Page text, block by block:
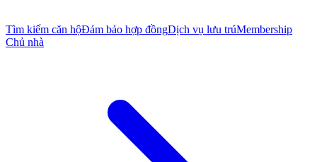
Tìm kiếm căn hộĐảm bảo hợp đồngDịch vụ lưu trúMembership
Chủ nhà